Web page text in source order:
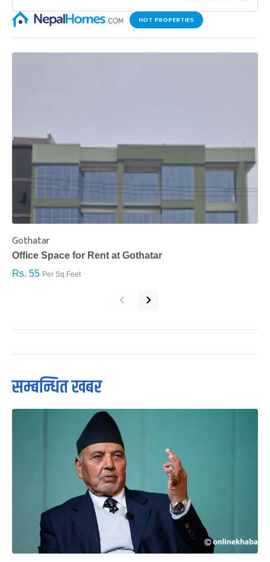
HOT PROPERTIES
Gothatar
Office Space for Rent at Gothatar
Rs. 55 Per Sq.Feet
‹ ›
सम्बन्धित खबर